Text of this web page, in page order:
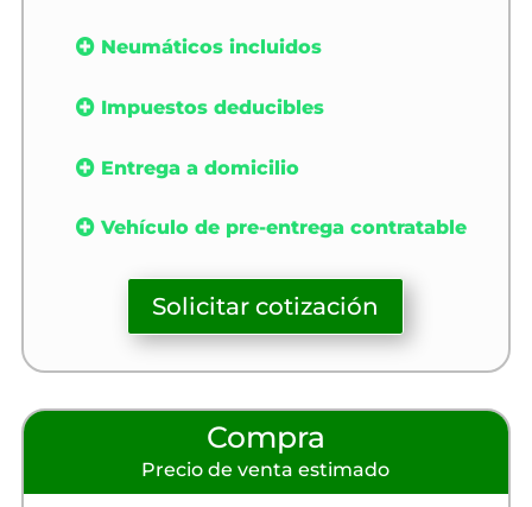
Neumáticos incluidos
Impuestos deducibles
Entrega a domicilio
Vehículo de pre-entrega contratable
Solicitar cotización
Compra
Precio de venta estimado